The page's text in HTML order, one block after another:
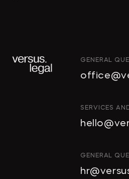
GENERAL
SERVICES
GENERAL